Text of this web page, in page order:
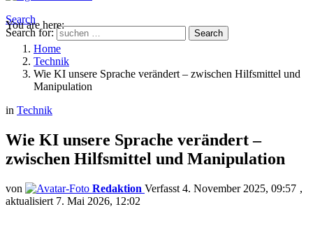
Search
Search for:
Search
You are here:
Home
Technik
Wie KI unsere Sprache verändert – zwischen Hilfsmittel und
Manipulation
in Technik
Wie KI unsere Sprache verändert –
zwischen Hilfsmittel und Manipulation
von Redaktion
4. November 2025, 09:57
aktualisiert 7. Mai 2026, 12:02